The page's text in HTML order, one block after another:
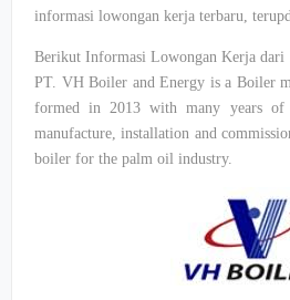
informasi lowongan kerja terbaru,
Berikut Informasi Lowongan Kerja
PT. VH Boiler and Energy is a Boiler
formed in 2013 with many years of
manufacture, installation and
boiler for the palm oil industry.